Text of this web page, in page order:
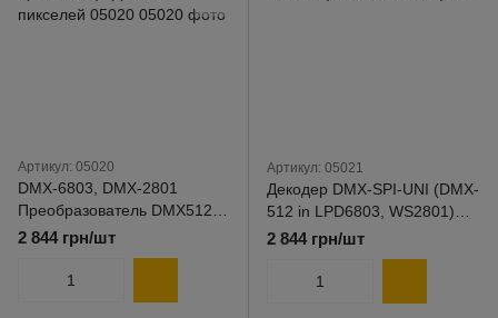
Артикул: 05020
DMX-6803, DMX-2801
Преобразователь DMX512 в
протокол цифровых
пикселей 05020
2 844 грн/шт
Артикул: 05021
Декодер DMX-SPI-UNI (DMX-
512 in LPD6803, WS2801)
05021
2 844 грн/шт